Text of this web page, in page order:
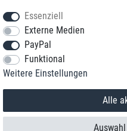
*Sie erreichen uns zum Ortstarif
© 2018 TOP TEN
Essenziell
Externe Medien
PayPal
Funktional
Weitere Einstellungen
Alle